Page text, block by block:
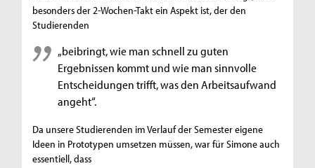
besonders der 2-Wochen-Takt ein Aspekt ist, der den
Studierenden
„beibringt, wie man schnell zu guten
Ergebnissen kommt und wie man sinnvolle
Entscheidungen trifft, was den Arbeitsaufwand
angeht“.
Da unsere Studierenden im Verlauf der Semester eigene
Ideen in Prototypen umsetzen müssen, war für Simone auch
essentiell, dass